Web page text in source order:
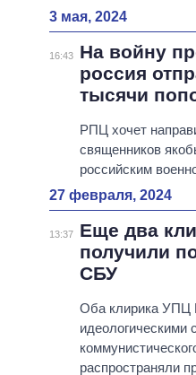
3 мая, 2024
16:43
На войну
россия
тысячи
РПЦ хочет
священников
российским
27 февраля, 2024
13:37
Еще два
получили
СБУ
Оба клирика УПЦ
идеологическими
распространяли